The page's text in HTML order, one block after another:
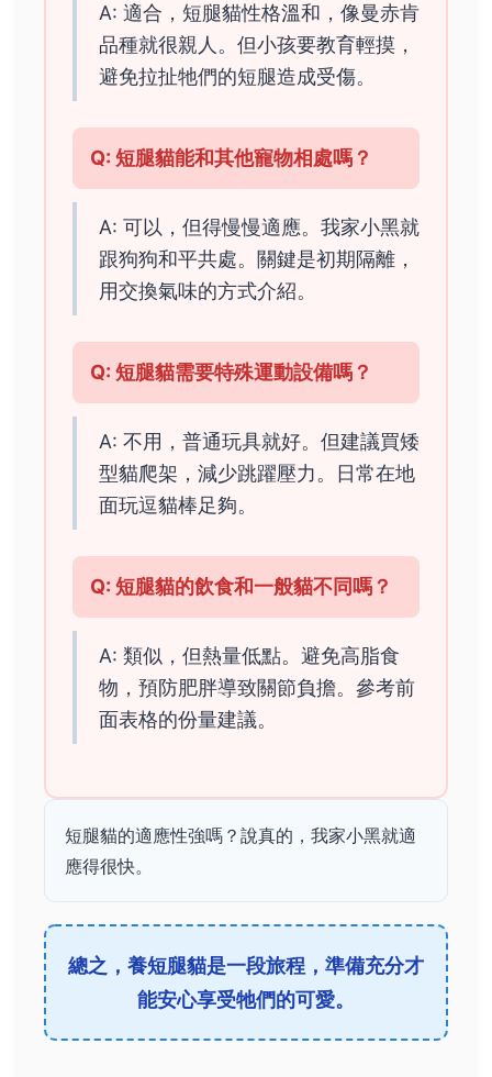
A: 適合，短腿貓性格溫和，像曼赤肯
品種就很親人。但小孩要教育輕摸，
避免拉扯牠們的短腿造成受傷。
Q: 短腿貓能和其他寵物相處嗎？
A: 可以，但得慢慢適應。我家小黑就
跟狗狗和平共處。關鍵是初期隔離，
用交換氣味的方式介紹。
Q: 短腿貓需要特殊運動設備嗎？
A: 不用，普通玩具就好。但建議買矮
型貓爬架，減少跳躍壓力。日常在地
面玩逗貓棒足夠。
Q: 短腿貓的飲食和一般貓不同嗎？
A: 類似，但熱量低點。避免高脂食
物，預防肥胖導致關節負擔。參考前
面表格的份量建議。
短腿貓的適應性強嗎？說真的，我家小黑就適
應得很快。
總之，養短腿貓是一段旅程，準備充分才
能安心享受牠們的可愛。